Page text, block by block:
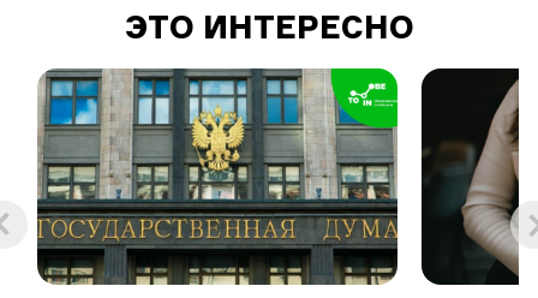
ЭТО ИНТЕРЕСНО